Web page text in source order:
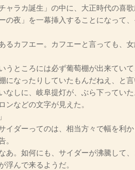
ラカ誕生」の中に、大正時代の喜
の夜」を一幕挿入することになって
カフエー。カフエーと言っても、
ところには必ず葡萄棚が出来てい
になったりしていたもんだねえ、と
なしに、岐阜提灯が、ぶら下ってい
ンなどの文字が見えた。
ダーってのは、相当方々で幅を利か
。
。如何にも、サイダーが沸騰して、
浮んで来るようだ。